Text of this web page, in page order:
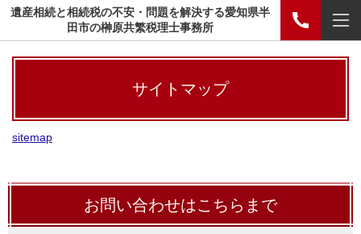
遺産相続と相続税の不安・問題を解決する愛知県半
田市の榊原共繁税理士事務所
サイトマップ
sitemap
お問い合わせはこちらまで